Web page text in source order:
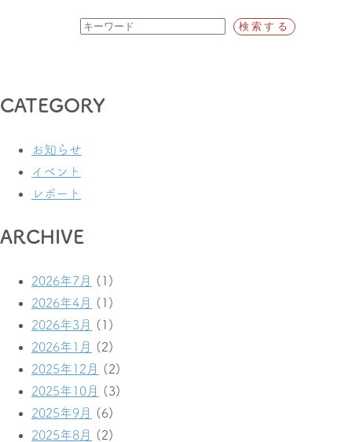
CATEGORY
お知らせ
イベント
レポート
ARCHIVE
2026年7月
(1)
2026年4月
(1)
2026年3月
(1)
2026年1月
(2)
2025年12月
(2)
2025年10月
(3)
2025年9月
(6)
2025年8月
(2)